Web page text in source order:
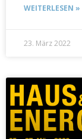
WEITERLESEN »
23. März 2022